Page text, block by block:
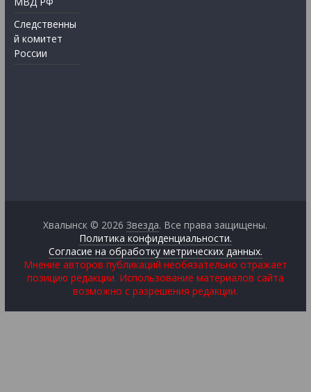
Следственны
й комитет
России
Хвалынск © 2026Звезда. Все права защищены.
Политика конфиденциальности.
Согласие на обработку метрических данных.
Мнение авторов публикаций необязательно отражает
позицию редакции. Использование материалов сайта
возможно с разрешения редакции.